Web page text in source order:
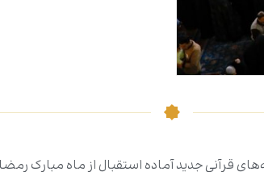
قرآنی جدید آماده استقبال از ماه مبارک